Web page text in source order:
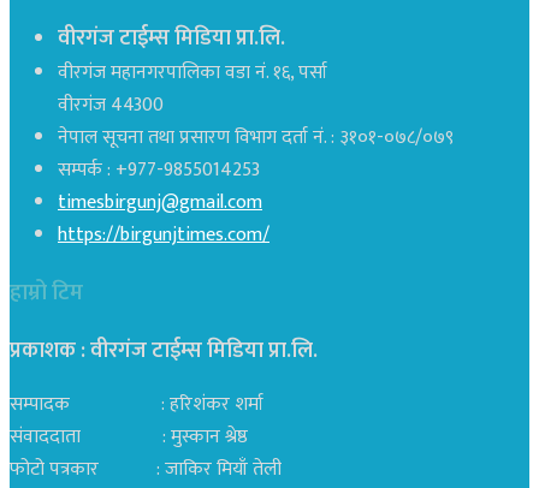
वीरगंज टाईम्स मिडिया प्रा.लि.
वीरगंज महानगरपालिका वडा नं. १६, पर्सा
वीरगंज 44300
नेपाल सूचना तथा प्रसारण विभाग दर्ता नं. : ३१०१-०७८/०७९
सम्पर्क : +977-9855014253
timesbirgunj@gmail.com
https://birgunjtimes.com/
हाम्रो टिम
प्रकाशक : वीरगंज टाईम्स मिडिया प्रा‍.लि.
सम्पादक : हरिशंकर शर्मा
संवाददाता : मुस्कान श्रेष्ठ
फोटो पत्रकार : जाकिर मियाँ तेली